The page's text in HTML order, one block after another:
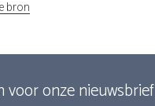
bron
voor onze nieuwsbrief